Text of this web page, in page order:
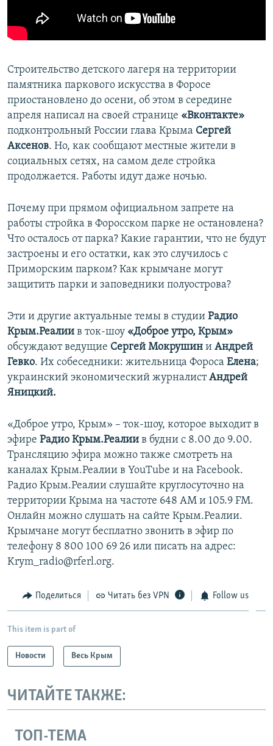
ПОБЕДИТЕЛЕЙ НЕ СУДЯТ?
КРЫМ.НЕПОКОРЕННЫЙ
УКРАИНСКАЯ ПРОБЛЕМА КРЫМА
ПРИСОЕДИНЯЙТЕСЬ!
Все сайты RFE/RL
Строительство детского лагеря на территории
памятника паркового искусства в Форосе
приостановлено до осени, об этом в середине
апреля написал на своей странице «Вконтакте»
подконтрольный России глава Крыма Сергей
Аксенов. Но, как сообщают местные жители в
социальных сетях, на самом деле стройка
продолжается. Работы идут даже ночью.
Почему при прямом официальном запрете на
работы стройка в Форосском парке не остановлена?
Что осталось от парка? Какие гарантии, что не будут
застроены и его остатки, как это случилось с
Приморским парком? Как крымчане могут
защитить парки и заповедники полуострова?
Эти и другие актуальные темы в студии Радио
Крым.Реалии в ток-шоу «Доброе утро, Крым»
обсуждают ведущие Сергей Мокрушин и Андрей
Гевко. Их собеседники: жительница Фороса Елена;
украинский экономический журналистАндрей
Яницкий.
«Доброе утро, Крым» – ток-шоу, которое выходит в
эфире Радио Крым.Реалии в будни с 8.00 до 9.00.
Трансляцию эфира можно также смотреть на
каналах Крым.Реалии в YouTube и на Facebook.
Радио Крым.Реалии слушайте круглосуточно на
территории Крыма на частоте 648 АМ и 105.9 FМ.
Онлайн можно слушать на сайте Крым.Реалии.
Крымчане могут бесплатно звонить в эфир по
телефону 8 800 100 69 26 или писать на адрес:
Krym_radio@rferl.org.
Поделиться Читать без VPN Follow us
This item is part of
Новости Весь Крым
ЧИТАЙТЕ ТАКЖЕ:
ТОП-ТЕМА